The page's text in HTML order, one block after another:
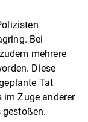
Bei
mehrere
Diese
Tat
im Zuge anderer